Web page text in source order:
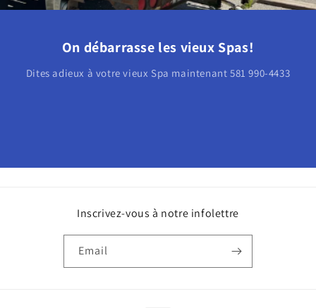
On débarrasse les vieux Spas!
Dites adieux à votre vieux Spa maintenant 581 990-4433
Inscrivez-vous à notre infolettre
Email